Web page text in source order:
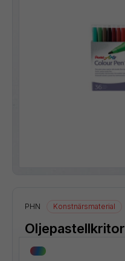
PHN Konstnärsmaterial
Oljepastellkritor